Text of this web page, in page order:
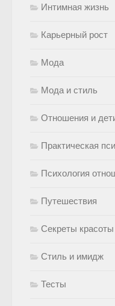
Интимная жизнь
Карьерный рост
Мода
Мода и стиль
Отношения и
Практическая
Психология
Путешествия
Секреты красоты
Стиль и имидж
Тесты